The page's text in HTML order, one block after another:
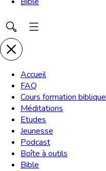
Accueil
FAQ
Cours formation biblique
Méditations
Etudes
Jeunesse
Podcast
Boîte à outils
Bible